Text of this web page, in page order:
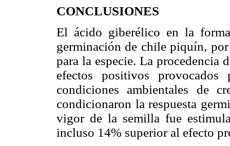
CONCLUSIONES
El ácido giberélico en la
germinación de chile piquín,
para la especie. La procedencia
efectos positivos
condiciones ambientales de
condicionaron la respuesta
vigor de la semilla fue
incluso 14% superior al efecto